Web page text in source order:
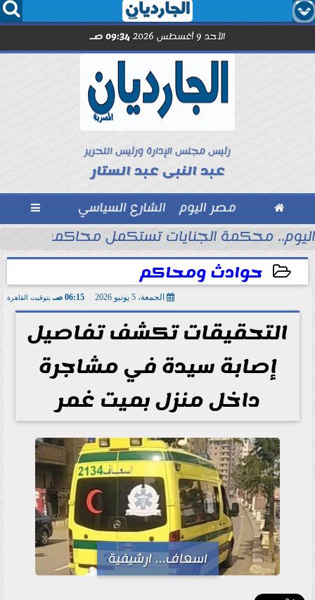
  
الأحد 9 أغسطس 2026 09:34 صـ
رئيس مجلس الإدارة ورئيس التحرير
عبد النبى عبد الستار
 مصر اليوم الشارع السياسي 
اليوم.. محكمة الجنايات تستكمل محاكمة
حوادث ومحاكم
الجمعة، 5 يونيو 2026 06:15 صـ بتوقيت القاهرة
التحقيقات تكشف تفاصيل
إصابة سيدة في مشاجرة
داخل منزل بميت غمر
اسعاف... ارشيفية